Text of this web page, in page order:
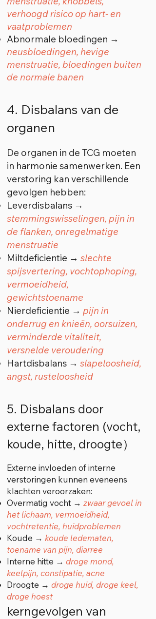
verhoogd risico op hart- en
vaatproblemen
Abnormale bloedingen →
neusbloedingen, hevige
menstruatie, bloedingen buiten
de normale banen
4. Disbalans van de
organen
De organen in de TCG moeten
in harmonie samenwerken. Een
verstoring kan verschillende
gevolgen hebben:
Leverdisbalans →
stemmingswisselingen, pijn in
de flanken, onregelmatige
menstruatie
Miltdeficientie → slechte
spijsvertering, vochtophoping,
vermoeidheid,
gewichtstoename
Nierdeficientie → pijn in
onderrug en knieën, oorsuizen,
verminderde vitaliteit,
versnelde veroudering
Hartdisbalans → slapeloosheid,
angst, rusteloosheid
5. Disbalans door
externe factoren (vocht,
koude, hitte, droogte）
Externe invloeden of interne
verstoringen kunnen eveneens
klachten veroorzaken:
Overmatig vocht → zwaar gevoel in
het lichaam, vermoeidheid,
vochtretentie, huidproblemen
Koude → koude ledematen,
toename van pijn, diarree
Interne hitte → droge mond,
keelpijn, constipatie, acne
Droogte → droge huid, droge keel,
droge hoest
kerngevolgen van